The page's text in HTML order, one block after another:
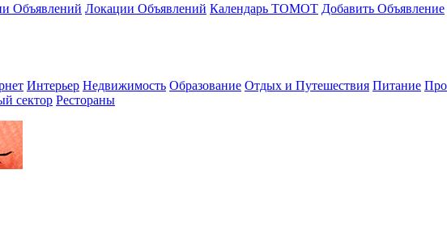
Объявлений Локации Объявлений Календарь ТОМОТ Добавить Объявление
Интерьер Недвижимость Образование Отдых и Путешествия Питание
сектор Рестораны